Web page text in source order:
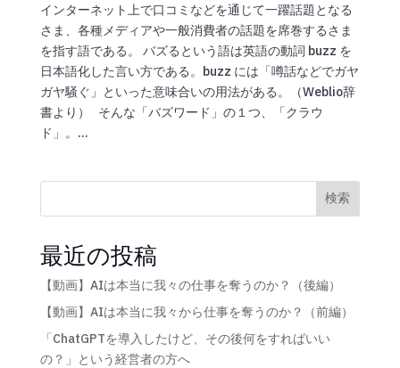
インターネット上で口コミなどを通じて一躍話題となる
さま、各種メディアや一般消費者の話題を席巻するさま
を指す語である。 バズるという語は英語の動詞 buzz を
日本語化した言い方である。buzz には「噂話などでガヤ
ガヤ騒ぐ」といった意味合いの用法がある。（Weblio辞
書より） そんな「バズワード」の１つ、「クラウ
ド」。...
検索
最近の投稿
【動画】AIは本当に我々の仕事を奪うのか？（後編）
【動画】AIは本当に我々から仕事を奪うのか？（前編）
「ChatGPTを導入したけど、その後何をすればいい
の？」という経営者の方へ